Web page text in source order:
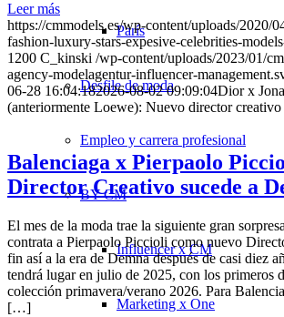
París
Desfile de moda
Empleo y carrera profesional
BY CM
Influencer x CM
Marketing x One
Leer más
https://cmmodels.es/wp-content/uploads/2020/
fashion-luxury-stars-expesive-celebrities-
1200 C_kinski /wp-content/uploads/2023/01/
agency-modelagentur-influencer-
06-28 16:04:182026-08-02 09:09:04Dior x
(anteriormente Loewe): Nuevo director creativo
Balenciaga x Pierpaolo
Director Creativo sucede a
El mes de la moda trae la siguiente gran
contrata a Pierpaolo Piccioli como nuevo
fin así a la era de Demna después de casi diez
tendrá lugar en julio de 2025, con los primeros
colección primavera/verano 2026. Para
[…]